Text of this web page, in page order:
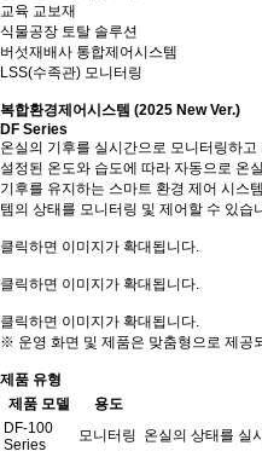
교육 교보재
식물공장 토탈 솔루션
버섯재배사 통합제어시스템
LSS(수족관) 모니터링
복합환경제어시스템 (2025 New Ver.)
DF Series
온실의 기후를 실시간으로 모니터링하
설정된 온도와 습도에 따라 자동으로 온
기후를 유지하는 스마트 환경 제어 시스
템의 상태를 모니터링 및 제어할 수 있습
클릭하면 이미지가 확대됩니다.
클릭하면 이미지가 확대됩니다.
클릭하면 이미지가 확대됩니다.
※ 운영 화면 및 제품은 맞춤형으로 제공
제품 유형
제품 모델
용도
DF-100
Series
모니터링 온실의 상태를 실